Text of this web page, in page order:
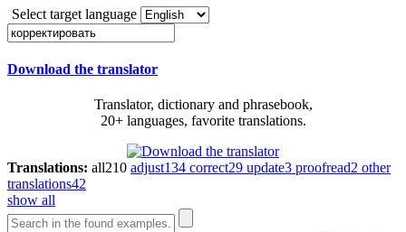
Select target language
Download the translator
Translator, dictionary and phrasebook,
20+ languages, favorite translations.
Translations: all210 adjust134 correct29 update3 proofread2 other
translations42
show all